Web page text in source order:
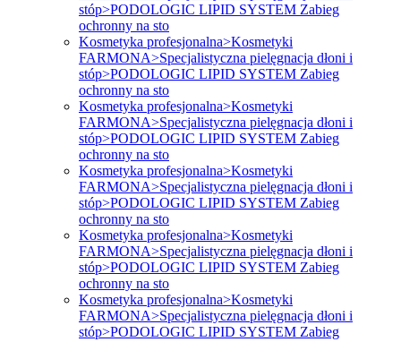
stóp>PODOLOGIC LIPID SYSTEM Zabieg
ochronny na sto
Kosmetyka profesjonalna>Kosmetyki
FARMONA>Specjalistyczna pielęgnacja dłoni i
stóp>PODOLOGIC LIPID SYSTEM Zabieg
ochronny na sto
Kosmetyka profesjonalna>Kosmetyki
FARMONA>Specjalistyczna pielęgnacja dłoni i
stóp>PODOLOGIC LIPID SYSTEM Zabieg
ochronny na sto
Kosmetyka profesjonalna>Kosmetyki
FARMONA>Specjalistyczna pielęgnacja dłoni i
stóp>PODOLOGIC LIPID SYSTEM Zabieg
ochronny na sto
Kosmetyka profesjonalna>Kosmetyki
FARMONA>Specjalistyczna pielęgnacja dłoni i
stóp>PODOLOGIC LIPID SYSTEM Zabieg
ochronny na sto
Kosmetyka profesjonalna>Kosmetyki
FARMONA>Specjalistyczna pielęgnacja dłoni i
stóp>PODOLOGIC LIPID SYSTEM Zabieg